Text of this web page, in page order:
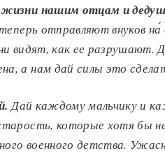
жизни нашим отцам и
отправляют внуков на
видят, как ее разрушают.
а нам дай силы это
Дай каждому мальчику и
которые хотя бы
военного детства.